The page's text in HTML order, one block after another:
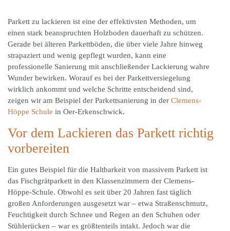
Parkett zu lackieren ist eine der effektivsten Methoden, um
einen stark beanspruchten Holzboden dauerhaft zu schützen.
Gerade bei älteren Parkettböden, die über viele Jahre hinweg
strapaziert und wenig gepflegt wurden, kann eine
professionelle Sanierung mit anschließender Lackierung wahre
Wunder bewirken. Worauf es bei der Parkettversiegelung
wirklich ankommt und welche Schritte entscheidend sind,
zeigen wir am Beispiel der Parkettsanierung in der Clemens-
Höppe Schule in Oer-Erkenschwick.
Vor dem Lackieren das Parkett richtig
vorbereiten
Ein gutes Beispiel für die Haltbarkeit von massivem Parkett ist
das Fischgrätparkett in den Klassenzimmern der Clemens-
Höppe-Schule. Obwohl es seit über 20 Jahren fast täglich
großen Anforderungen ausgesetzt war – etwa Straßenschmutz,
Feuchtigkeit durch Schnee und Regen an den Schuhen oder
Stühlerücken – war es größtenteils intakt. Jedoch war die